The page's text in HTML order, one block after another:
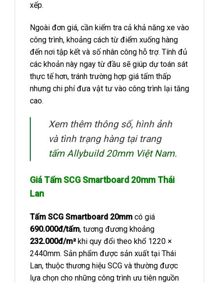
xếp.
Ngoài đơn giá, cần kiểm tra cả khả năng xe vào
công trình, khoảng cách từ điểm xuống hàng
đến nơi tập kết và số nhân công hỗ trợ. Tính đủ
các khoản này ngay từ đầu sẽ giúp dự toán sát
thực tế hơn, tránh trường hợp giá tấm thấp
nhưng chi phí đưa vật tư vào công trình lại tăng
cao.
Xem thêm thông số, hình ảnh
và tình trạng hàng tại trang
tấm Allybuild 20mm Việt Nam.
Giá Tấm SCG Smartboard 20mm Thái
Lan
Tấm SCG Smartboard 20mm có giá
690.000đ/tấm, tương đương khoảng
232.000đ/m²khi quy đổi theo khổ 1220 ×
2440mm. Sản phẩm được sản xuất tại Thái
Lan, thuộc thương hiệu SCG và thường được
lựa chọn cho những công trình ưu tiên nguồn